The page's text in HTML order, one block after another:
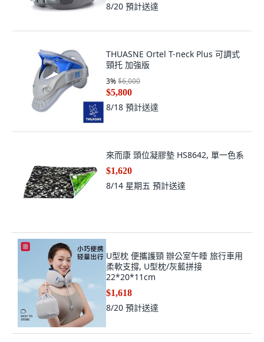
8/20 預計送達
THUASNE Ortel T-neck Plus 可調式
頸托 加強版
3%$6,000
$5,800
8/18 預計送達
來而康 頭位凝膠墊 HS8642, 單一色系
$1,620
8/14 星期五 預計送達
U型枕 便攜護頸 辦公室午睡 旅行車用
柔軟支撐, U型枕/灰藍拼接
22*20*11cm
$1,618
8/20 預計送達